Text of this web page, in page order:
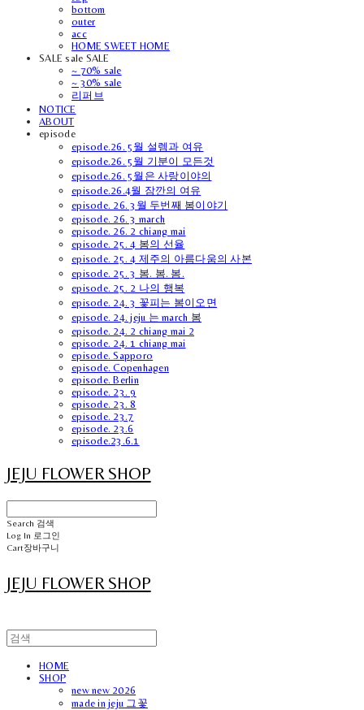
bottom
outer
acc
HOME SWEET HOME
SALE sale SALE
~ 70% sale
~ 30% sale
리퍼브
NOTICE
ABOUT
episode
episode.26. 5월 설렘과 여유
episode.26. 5월 기분이 모든것
episode.26. 5월은 사랑이야의
episode.26.4월 잠깐의 여유
episode. 26. 3월 두번째 봄이야기
episode. 26. 3 march
episode. 26. 2 chiang mai
episode. 25. 4 봄의 선율
episode. 25. 4 제주의 아름다움의 사본
episode. 25. 3 봄. 봄. 봄.
episode. 25. 2 나의 행복
episode. 24. 3 꽃피는 봄이오면
episode. 24. jeju 는 march 봄
episode. 24. 2 chiang mai 2
episode. 24. 1 chiang mai
episode. Sapporo
episode. Copenhagen
episode. Berlin
episode. 23. 9
episode. 23. 8
episode. 23.7
episode. 23.6
episode.23.6.1
JEJU FLOWER SHOP
Search 검색
Log In 로그인
Cart장바구니
JEJU FLOWER SHOP
HOME
SHOP
new new 2026
made in jeju 그꽃